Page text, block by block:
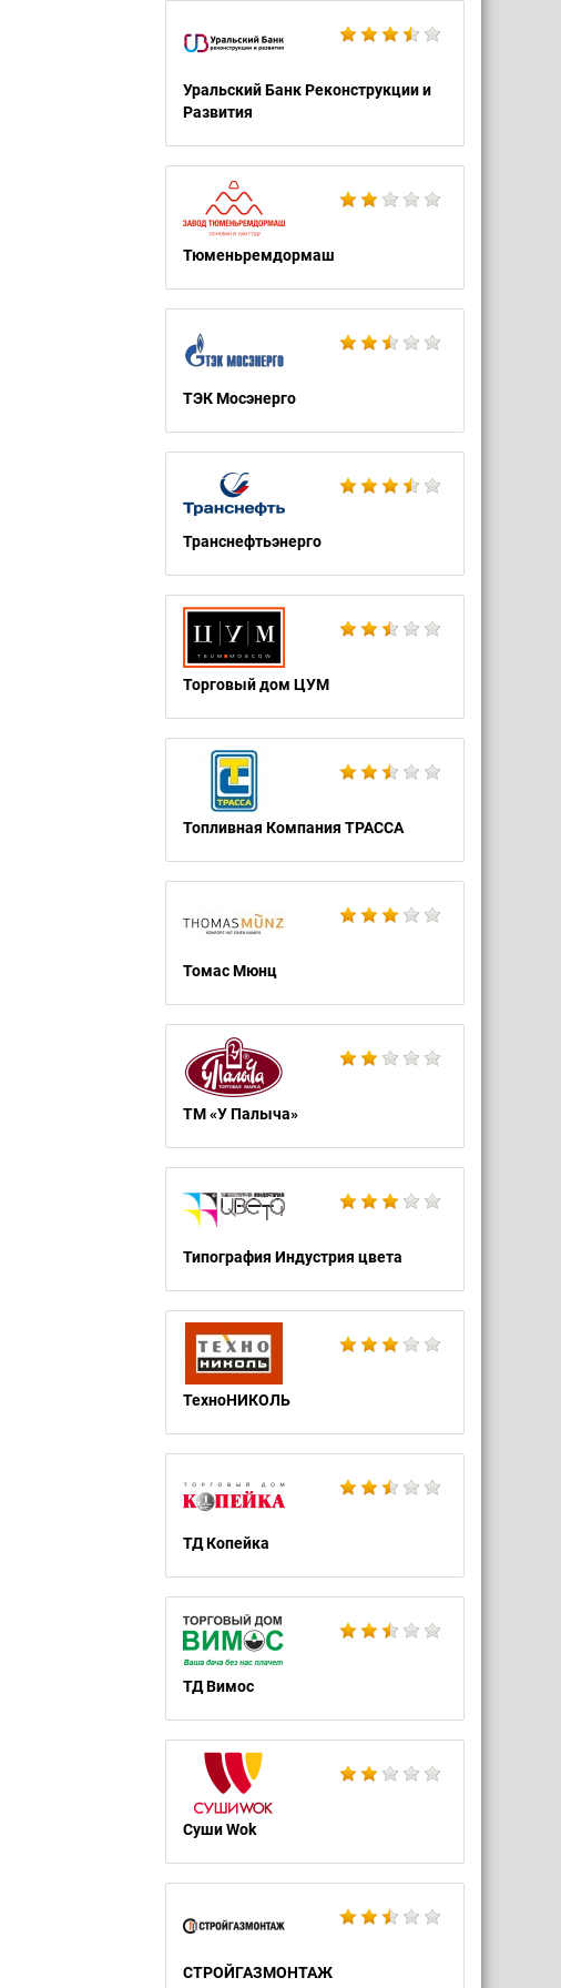
Уральский Банк Реконструкции и
Развития
Тюменьремдормаш
ТЭК Мосэнерго
Транснефтьэнерго
Торговый дом ЦУМ
Топливная Компания ТРАССА
Томас Мюнц
ТМ «У Палыча»
Типография Индустрия цвета
ТехноНИКОЛЬ
ТД Копейка
ТД Вимос
Суши Wok
СТРОЙГАЗМОНТАЖ